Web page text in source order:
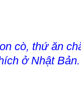
cò, thứ ăn
ở Nhật Bản.